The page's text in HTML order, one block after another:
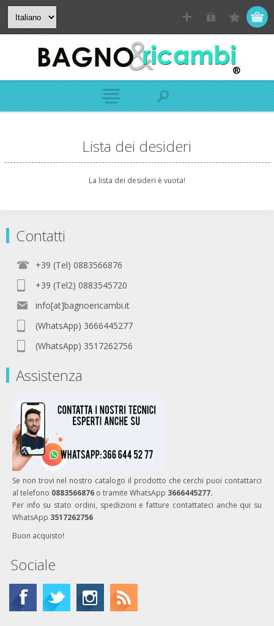
Lista dei desideri
La lista dei desideri è vuota!
Contatti
+39 (Tel) 0883566876
+39 (Tel2) 0883545720
info[at]bagnoericambi.it
(WhatsApp) 3666445277
(WhatsApp) 3517262756
Assistenza
Se non trovi nel nostro catalogo il prodotto che cerchi puoi contattarci
al telefono 0883566876 o tramite WhatsApp 3666445277.
Per info su stato ordini, spedizioni e fatture contattateci anche qui su
WhatsApp 3517262756
Buon acquisto!
Sociale